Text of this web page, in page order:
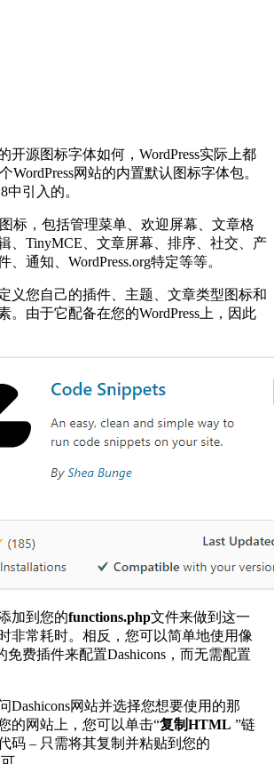
开源图标字体如何，WordPress实际上都
网站的内置默认图标字体包。
中引入的。
标，包括管理菜单、欢迎屏幕、文章格
、TinyMCE、文章屏幕、排序、社交、产
通知、WordPress.org特定等等。
义您自己的插件、主题、文章类型图标和
。由于它配备在您的WordPress上，因此
加到您的functions.php文件来做到这一
非常耗时。相反，您可以简单地使用像
免费插件来配置Dashicons，而无需配置
Dashicons网站并选择您想要使用的那
的网站上，您可以单击“复制HTML ”链
码 – 只需将其复制并粘贴到您的